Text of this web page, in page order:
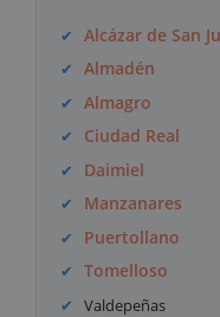
Alcázar de San
Almadén
Almagro
Ciudad Real
Daimiel
Manzanares
Puertollano
Tomelloso
Valdepeñas